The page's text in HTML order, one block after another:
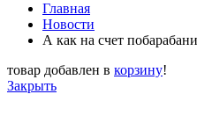
Главная
Новости
А как на счет
товар добавлен в корзину!
Закрыть